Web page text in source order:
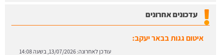
עדכונים אחרונים
איטום גגות בבאר יעקב:
עודכן לאחרונה: 13/07/2026, בשעה 14:08